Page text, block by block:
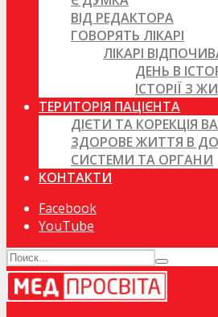
ВІД РЕДАКТОРА
ГОВОРЯТЬ ЛІКАРІ
ЛІКАРІ
ДЕНЬ В
ІСТОРІЇ З
ТЕРИТОРІЯ ПАЦІЄНТА
ДІЄТИ ТА КОРЕКЦІЯ
ЗДОРОВЕ ЖИТТЯ В
СИСТЕМИ ТА ОРГАНИ
КОНТАКТИ
Facebook
YouTube